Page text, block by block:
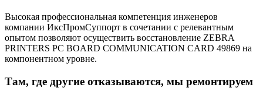
Высокая профессиональная компетенция инженеров
компании ИксПромСуппорт в сочетании с релевантным
опытом позволяют осуществить восстановление ZEBRA
PRINTERS PC BOARD COMMUNICATION CARD 49869 на
компонентном уровне.
Там, где другие отказываются, мы ремонтируем